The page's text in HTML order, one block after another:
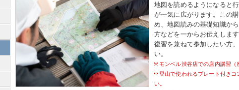
地図を読めるようになると
が一気に広がります。この
め、地図読みの基礎知識か
方などを一からお伝えしま
復習を兼ねて参加したい方
い。
モンベル渋谷店での店内講習（
登山で使われるプレート付き
い。